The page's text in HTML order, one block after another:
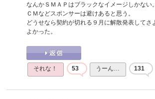
なんかＳＭＡＰはブラックなイメージしかない。
ＣＭなどスポンサーは避けあると思う。
どうせなら契約が切れる９月に解散発表してさ
よかった。
それな！ 53 うーん… 131